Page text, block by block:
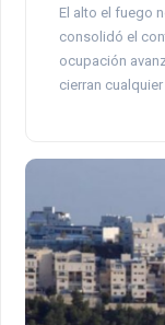
El alto el fuego
consolidó el
ocupación
cierran